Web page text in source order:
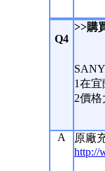
Q4
>>購
1在
2價
A
原廠
http://